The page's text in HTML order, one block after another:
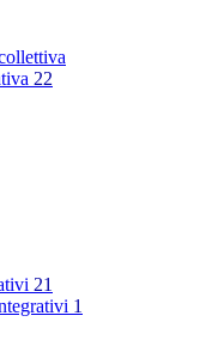
22
21
1